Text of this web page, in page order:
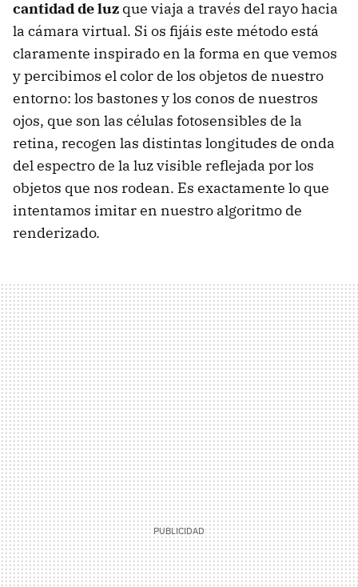
cantidad de luz que viaja a través del rayo hacia
la cámara virtual. Si os fijáis este método está
claramente inspirado en la forma en que vemos
y percibimos el color de los objetos de nuestro
entorno: los bastones y los conos de nuestros
ojos, que son las células fotosensibles de la
retina, recogen las distintas longitudes de onda
del espectro de la luz visible reflejada por los
objetos que nos rodean. Es exactamente lo que
intentamos imitar en nuestro algoritmo de
renderizado.